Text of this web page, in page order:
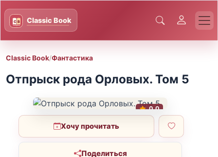
Classic Book/Фантастика
Отпрыск рода Орловых. Том 5
0.0
Хочу прочитать
Поделиться